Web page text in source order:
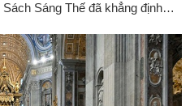
Sáng Thế đã khẳng định